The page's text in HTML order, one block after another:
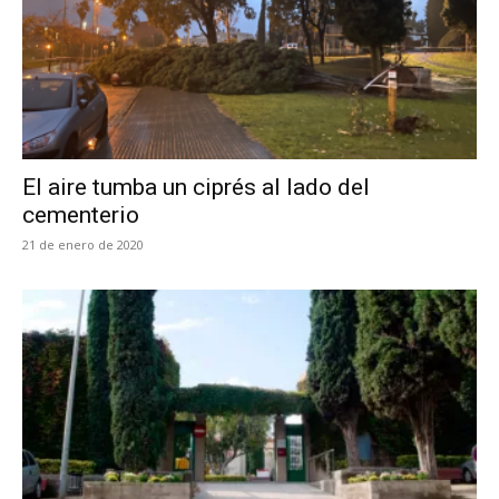
El aire tumba un ciprés al lado del
cementerio
21 de enero de 2020